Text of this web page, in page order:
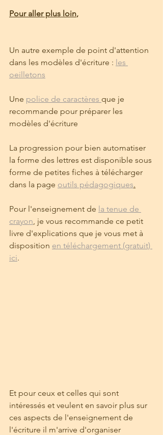
Pour aller plus loin,
Un autre exemple de point d'attention
dans les modèles d'écriture : les
oeilletons
Une police de caractères que je
recommande pour préparer les
modèles d'écriture
La progression pour bien automatiser
la forme des lettres est disponible sous
forme de petites fiches à télécharger
dans la page outils pédagogiques.
Pour l'enseignement de la tenue de
crayon, je vous recommande ce petit
livre d'explications que je vous met à
disposition en téléchargement (gratuit)
ici.
Et pour ceux et celles qui sont
intéressés et veulent en savoir plus sur
ces aspects de l'enseignement de
l'écriture il m'arrive d'organiser